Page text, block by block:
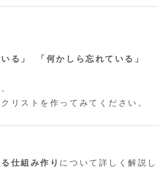
る」 「何かしら忘れている」
リストを作ってみてください。
仕組み作り について詳しく解説し